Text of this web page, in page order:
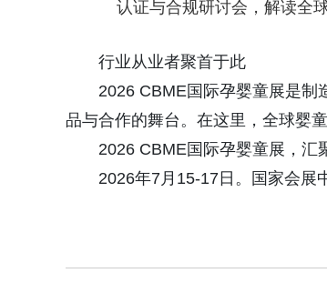
认证与合规研讨会，解读全
行业从业者聚首于此
2026 CBME国际孕婴童展是制
品与合作的舞台。在这里，全球婴
2026 CBME国际孕婴童展，汇
2026年7月15-17日。国家会展